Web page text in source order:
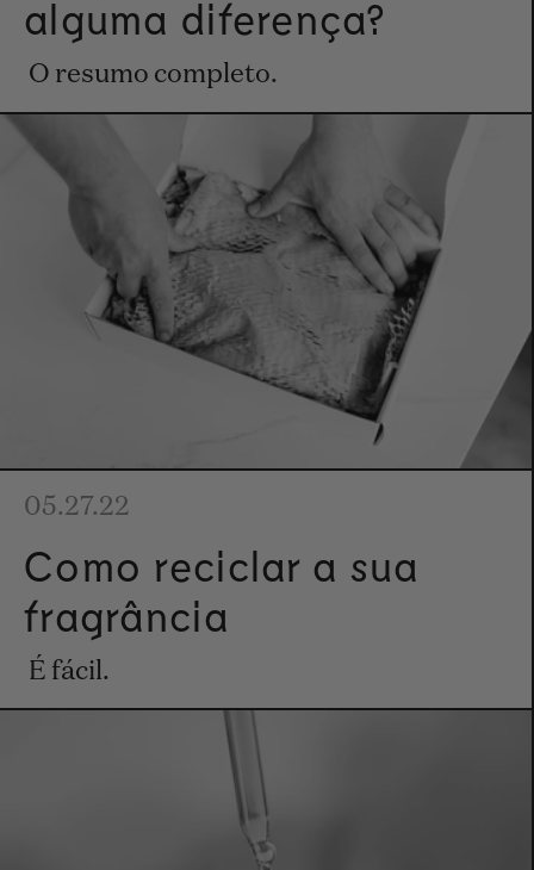
alguma diferença?
O resumo completo.
05.27.22
Como reciclar a sua
fragrância
É fácil.